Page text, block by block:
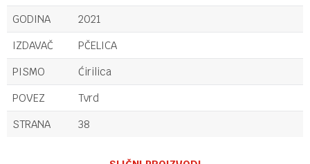
GODINA
2021
IZDAVAČ
PČELICA
PISMO
Ćirilica
POVEZ
Tvrd
STRANA
38